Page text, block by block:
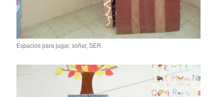
Espacios para jugar, soñar, SER.